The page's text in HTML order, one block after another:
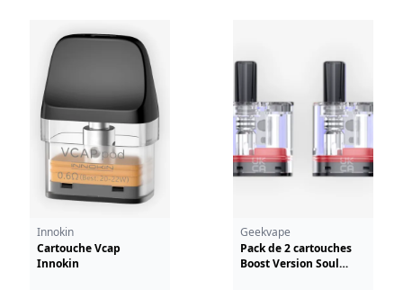
Innokin
Cartouche Vcap
Innokin
Geekvape
Pack de 2 cartouches
Boost Version Soul